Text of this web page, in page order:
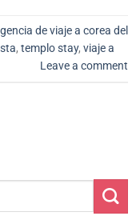
de viaje a corea del
, templo stay, viaje a
Leave a comment